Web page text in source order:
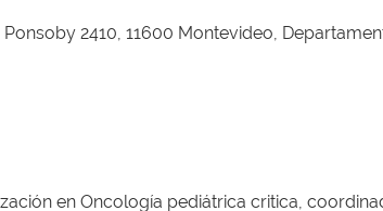
2410, 11600 Montevideo,
en Oncología pediátrica critica,